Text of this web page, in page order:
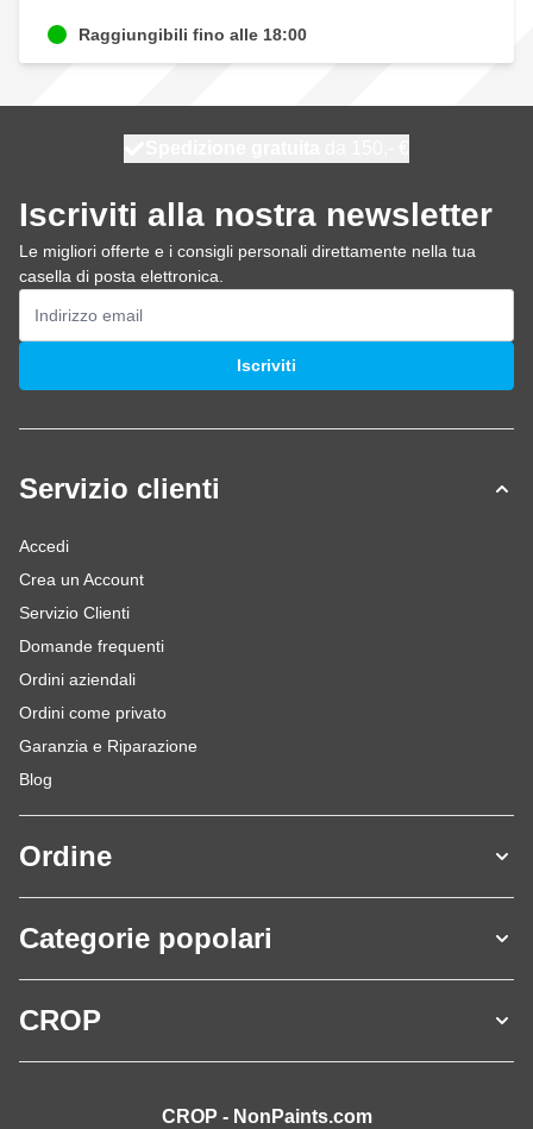
Raggiungibili fino alle 18:00
Iscriviti alla nostra newsletter
Le migliori offerte e i consigli personali direttamente nella tua
casella di posta elettronica.
Indirizzo email
Iscriviti
Servizio clienti
Accedi
Crea un Account
Servizio Clienti
Domande frequenti
Ordini aziendali
Ordini come privato
Garanzia e Riparazione
Blog
Ordine
Categorie popolari
CROP
CROP - NonPaints.com